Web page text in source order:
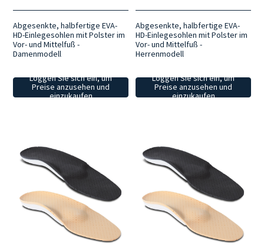
Abgesenkte, halbfertige EVA-
HD-Einlegesohlen mit Polster im
Vor- und Mittelfuß -
Damenmodell
Loggen Sie sich ein, um
Preise anzusehen und
einzukaufen
Abgesenkte, halbfertige EVA-
HD-Einlegesohlen mit Polster im
Vor- und Mittelfuß -
Herrenmodell
Loggen Sie sich ein, um
Preise anzusehen und
einzukaufen